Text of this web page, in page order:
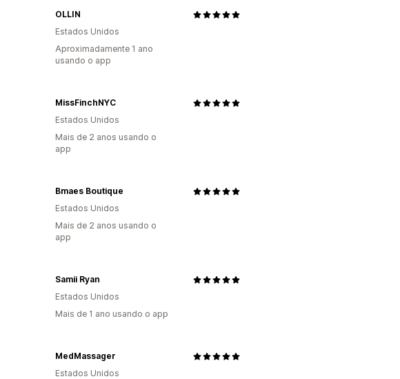
OLLIN
Estados Unidos
Aproximadamente 1 ano
usando o app
MissFinchNYC
Estados Unidos
Mais de 2 anos usando o
app
Bmaes Boutique
Estados Unidos
Mais de 2 anos usando o
app
Samii Ryan
Estados Unidos
Mais de 1 ano usando o app
MedMassager
Estados Unidos